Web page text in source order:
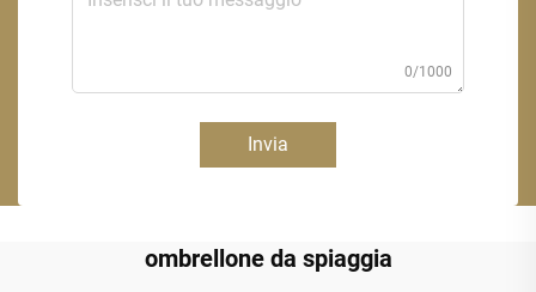
0/1000
Invia
ombrellone da spiaggia